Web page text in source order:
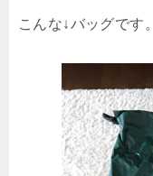
こんな↓バッグです。